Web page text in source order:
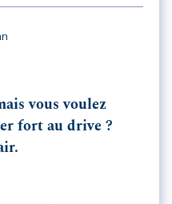
vous voulez
fort au drive ?